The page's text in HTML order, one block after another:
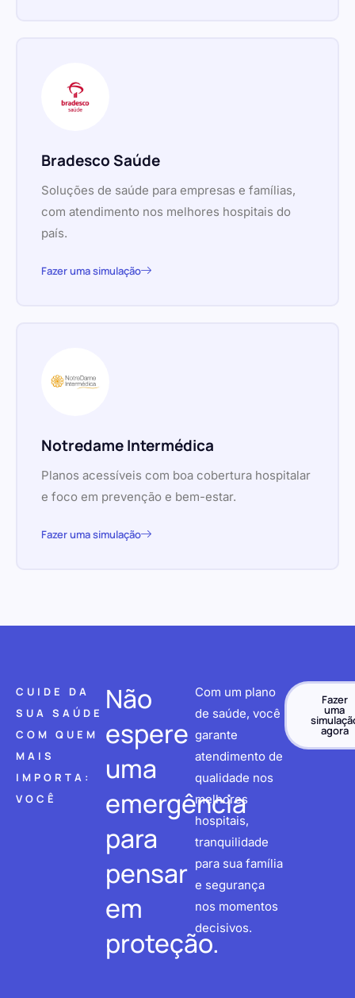
Bradesco Saúde
Soluções de saúde para empresas e famílias,
com atendimento nos melhores hospitais do
país.
Fazer uma simulação
Notredame Intermédica
Planos acessíveis com boa cobertura hospitalar
e foco em prevenção e bem-estar.
Fazer uma simulação
CUIDE DA
SUA SAÚDE
COM QUEM
MAIS
IMPORTA:
VOCÊ
Não
espere
uma
emergência
para
pensar
em
proteção.
Com um plano
de saúde, você
garante
atendimento de
qualidade nos
melhores
hospitais,
tranquilidade
para sua família
e segurança
nos momentos
decisivos.
Fazer
uma
agora